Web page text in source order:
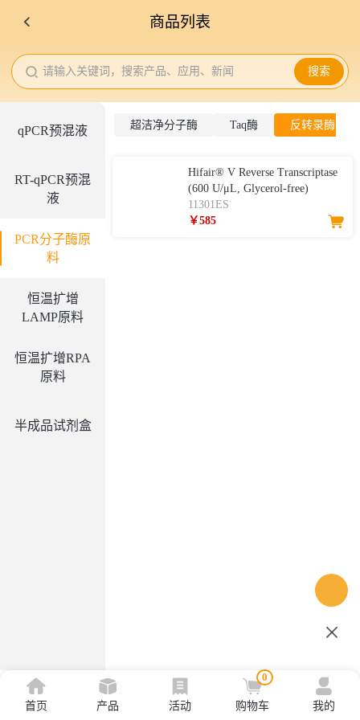
商品列表
请输入关键词，搜索产品、应用、新闻 搜索
qPCR预混液
RT-qPCR预混
液
PCR分子酶原
料
恒温扩增
LAMP原料
恒温扩增RPA
原料
半成品试剂盒
超洁净分子酶 Taq酶 反转录酶
Hifair® V Reverse Transcriptase
(600 U/μL, Glycerol-free)
11301ES
￥585
首页 产品 活动
0
购物车 我的